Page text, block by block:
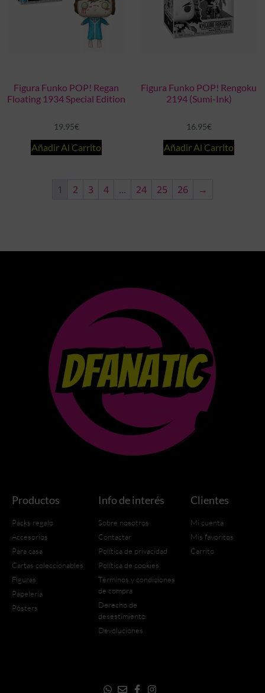
Figura Funko POP! Regan
Floating 1934 Special Edition
19.95€
Añadir Al Carrito
Figura Funko POP! Rengoku
2194 (Sumi-Ink)
16.95€
Añadir Al Carrito
1 2 3 4 … 24 25 26 →
Productos
Packs regalo
Accesorios
Para casa
Cartas coleccionables
Figuras
Papelería
Pósters
Info de interés
Sobre nosotros
Contactar
Política de privacidad
Política de cookies
Términos y condiciones
de compra
Derecho de
desestimiento
Devoluciones
Clientes
Mi cuenta
Mis favoritos
Carrito